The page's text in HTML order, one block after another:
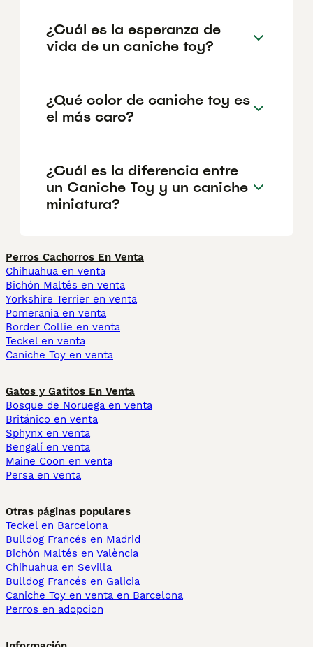
¿Cuál es la esperanza de
vida de un caniche toy?
¿Qué color de caniche toy es
el más caro?
¿Cuál es la diferencia entre
un Caniche Toy y un caniche
miniatura?
Perros Cachorros En Venta
Chihuahua en venta
Bichón Maltés en venta
Yorkshire Terrier en venta
Pomerania en venta
Border Collie en venta
Teckel en venta
Caniche Toy en venta
Gatos y Gatitos En Venta
Bosque de Noruega en venta
Británico en venta
Sphynx en venta
Bengalí en venta
Maine Coon en venta
Persa en venta
Otras páginas populares
Teckel en Barcelona
Bulldog Francés en Madrid
Bichón Maltés en València
Chihuahua en Sevilla
Bulldog Francés en Galicia
Caniche Toy en venta en Barcelona
Perros en adopcion